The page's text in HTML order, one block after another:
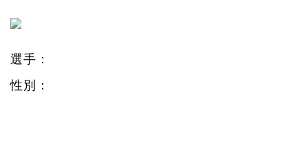
選手：
性別：